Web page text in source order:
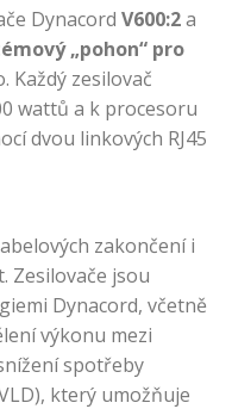
Dynacord V600:2a
„pohon“ pro
Každý zesilovač
wattů a k procesoru
dvou linkových RJ45
zakončení i
Zesilovače jsou
Dynacord, včetně
výkonu mezi
spotřeby
který umožňuje